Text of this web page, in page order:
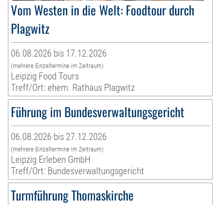
Vom Westen in die Welt: Foodtour durch
Plagwitz
06.08.2026 bis 17.12.2026
(mehrere Einzeltermine im Zeitraum)
Leipzig Food Tours
Treff/Ort: ehem. Rathaus Plagwitz
Führung im Bundesverwaltungsgericht
06.08.2026 bis 27.12.2026
(mehrere Einzeltermine im Zeitraum)
Leipzig Erleben GmbH
Treff/Ort: Bundesverwaltungsgericht
Turmführung Thomaskirche